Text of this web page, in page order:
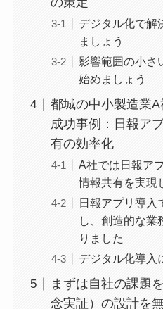
デジタル化で解
ましょう
影響範囲の小さ
始めましょう
都城の中小製造業
成功事例：日報ア
有の効率化
A社では日報ア
情報共有を実現
日報アプリ導入
し、創造的な業
りました
デジタル化導入
まずは自社の課題
念実証）の設計を